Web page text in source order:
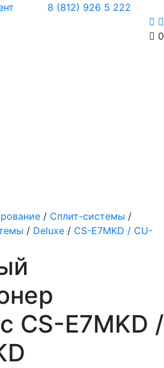
8 (812) 926 5 222
0
/ Сплит-системы /
/ Deluxe / CS-E7MKD / CU-
CS-E7MKD /